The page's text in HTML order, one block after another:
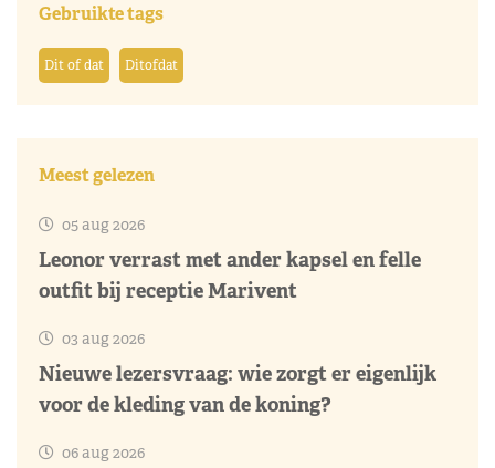
Gebruikte tags
Dit of dat Ditofdat
Meest gelezen
05 aug 2026
Leonor verrast met ander kapsel en felle
outfit bij receptie Marivent
03 aug 2026
Nieuwe lezersvraag: wie zorgt er eigenlijk
voor de kleding van de koning?
06 aug 2026